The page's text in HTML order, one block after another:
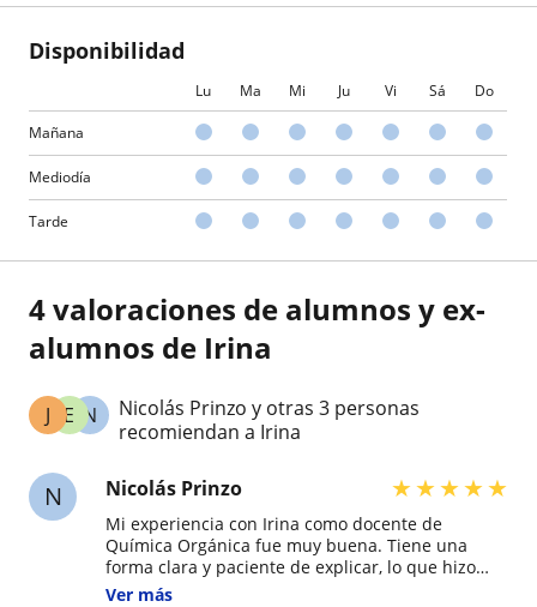
Disponibilidad
Lu Ma Mi Ju Vi Sá Do
Mañana
Mediodía
Tarde
4 valoraciones de alumnos y ex-
alumnos de Irina
N
E
J
Nicolás Prinzo y otras 3 personas
recomiendan a Irina
N Nicolás Prinzo ★★★★★
Mi experiencia con Irina como docente de
Química Orgánica fue muy buena. Tiene una
forma clara y paciente de explicar, lo que hizo
que una materia tan compleja se volviera más
Ver más